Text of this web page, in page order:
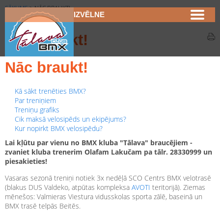
IZVĒLNE
SĀKUMS>NĀC BRAUKT!
Nāc braukt!
Nāc braukt!
Kā sākt trenēties BMX?
Par treniņiem
Treniņu grafiks
Cik maksā velosipēds un ekipējums?
Kur nopirkt BMX velosipēdu?
Lai kļūtu par vienu no BMX kluba "Tālava" braucējiem -
zvaniet kluba trenerim Olafam Lakučam pa tālr. 28330999 un
piesakieties!
Vasaras sezonā treniņi notiek 3x nedēļā SCO Centrs BMX velotrasē
(blakus DUS Valdeko, atpūtas kompleksa AVOTI teritorijā). Ziemas
mēnešos: Valmieras Viestura vidusskolas sporta zālē, baseinā un
BMX trasē telpās Beitēs.